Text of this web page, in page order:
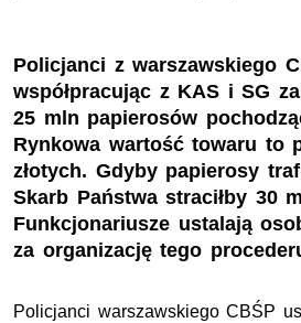
Policjanci z warszawskiego
współpracując z KAS i SG
25 mln papierosów
Rynkowa wartość towaru to
złotych. Gdyby papierosy
Skarb Państwa straciłby 30
Funkcjonariusze ustalają
za organizację tego
Policjanci warszawskiego CBŚP